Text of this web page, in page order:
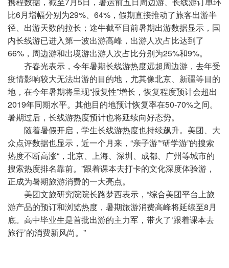
比6月增幅分别为29%、64%，假期直接推动了旅客出游半
径、出游天数的拉长；途牛截至目前暑期出游数据显示，国
内长线游已进入第一波出游高峰，出游人次占比达到了
66%，周边游和出境游出游人次占比分别为25%和9%。
齐春光表示，今年暑期长线游热度远超周边游，去年受
疫情影响较大无法出游的目的地，尤其像北京、新疆等目的
地，在今年暑期将呈现“报复性”增长，恢复程度预计会超出
2019年同期水平。其他目的地预计恢复率在50-70%之间。
暑期过后，长线游热度预计也将延续向好态势。
随着暑假开启，学生长线游热度也持续飙升。美团、大
众点评数据也显示，近一个月来，“亲子游”“研学游”的搜索
热度不断高涨“，北京、上海、深圳、成都、广州等城市的
搜索热度排名靠前。”跟着课本去打卡的文化深度体验游，
正成为暑期旅游消费的一大亮点。
美团文旅研究院院长路梦西表示，“综合美团平台上旅
游产品的预订和浏览热度，暑期旅游消费高峰将延续至8月
底。高中毕业生是首批出游的主力军，带火了‘跟着课本去
旅行’的消费新风尚。”